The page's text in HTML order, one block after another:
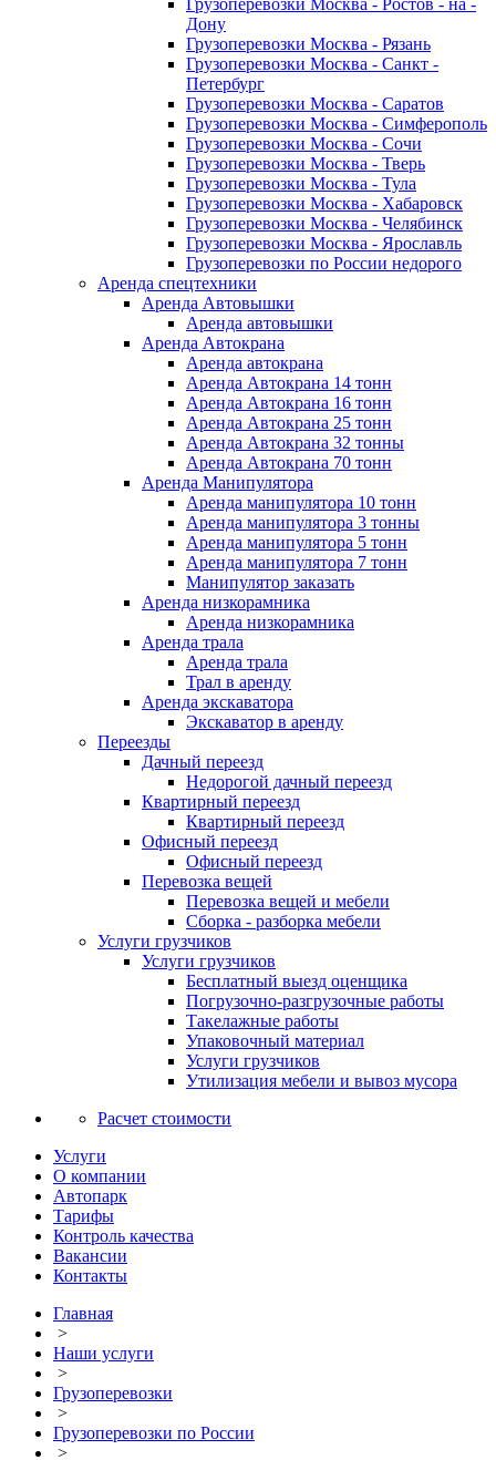
Грузоперевозки Москва - Ростов - на -
Дону
Грузоперевозки Москва - Рязань
Грузоперевозки Москва - Санкт -
Петербург
Грузоперевозки Москва - Саратов
Грузоперевозки Москва - Симферополь
Грузоперевозки Москва - Сочи
Грузоперевозки Москва - Тверь
Грузоперевозки Москва - Тула
Грузоперевозки Москва - Хабаровск
Грузоперевозки Москва - Челябинск
Грузоперевозки Москва - Ярославль
Грузоперевозки по России недорого
Аренда спецтехники
Аренда Автовышки
Аренда автовышки
Аренда Автокрана
Аренда автокрана
Аренда Автокрана 14 тонн
Аренда Автокрана 16 тонн
Аренда Автокрана 25 тонн
Аренда Автокрана 32 тонны
Аренда Автокрана 70 тонн
Аренда Манипулятора
Аренда манипулятора 10 тонн
Аренда манипулятора 3 тонны
Аренда манипулятора 5 тонн
Аренда манипулятора 7 тонн
Манипулятор заказать
Аренда низкорамника
Аренда низкорамника
Аренда трала
Аренда трала
Трал в аренду
Аренда экскаватора
Экскаватор в аренду
Переезды
Дачный переезд
Недорогой дачный переезд
Квартирный переезд
Квартирный переезд
Офисный переезд
Офисный переезд
Перевозка вещей
Перевозка вещей и мебели
Сборка - разборка мебели
Услуги грузчиков
Услуги грузчиков
Бесплатный выезд оценщика
Погрузочно-разгрузочные работы
Такелажные работы
Упаковочный материал
Услуги грузчиков
Утилизация мебели и вывоз мусора
Расчет стоимости
Услуги
О компании
Автопарк
Тарифы
Контроль качества
Вакансии
Контакты
Главная
>
Наши услуги
>
Грузоперевозки
>
Грузоперевозки по России
>